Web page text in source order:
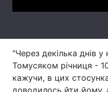
Тема оформлення
"Через декілька днів у
Томусяком річниця -
кажучи, в цих
доводилось йти йому,